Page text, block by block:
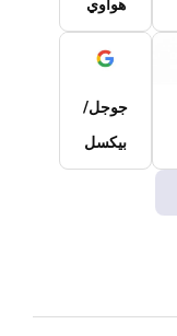
هواوي
جوجل/
بيكسل